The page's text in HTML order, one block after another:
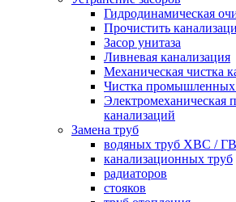
Гидродинамическая
Прочистить
Засор унитаза
Ливневая канализация
Механическая чистка
Чистка промышленных
Электромеханическая
канализаций
Замена труб
водяных труб ХВС /
канализационных труб
радиаторов
стояков